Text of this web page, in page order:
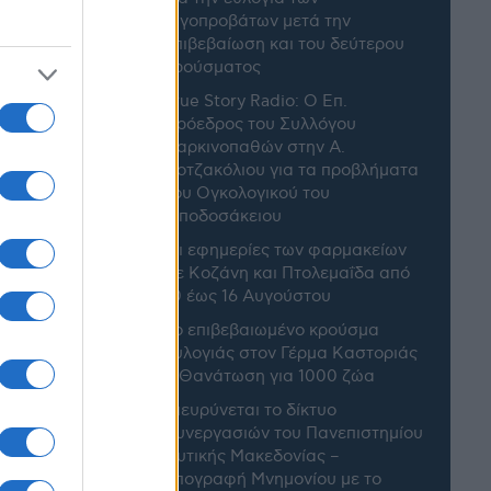
αιγοπροβάτων μετά την
επιβεβαίωση και του δεύτερου
κρούσματος
True Story Radio: Ο Επ.
Πρόεδρος του Συλλόγου
Καρκινοπαθών στην Α.
Κοτζακόλιου για τα προβλήματα
του Ογκολογικού του
Μποδοσάκειου
Οι εφημερίες των φαρμακείων
σε Κοζάνη και Πτολεμαΐδα από
10 έως 16 Αυγούστου
2ο επιβεβαιωμένο κρούσμα
ευλογιάς στον Γέρμα Καστοριάς
– Θανάτωση για 1000 ζώα
Διευρύνεται το δίκτυο
συνεργασιών του Πανεπιστημίου
Δυτικής Μακεδονίας –
Υπογραφή Μνημονίου με το